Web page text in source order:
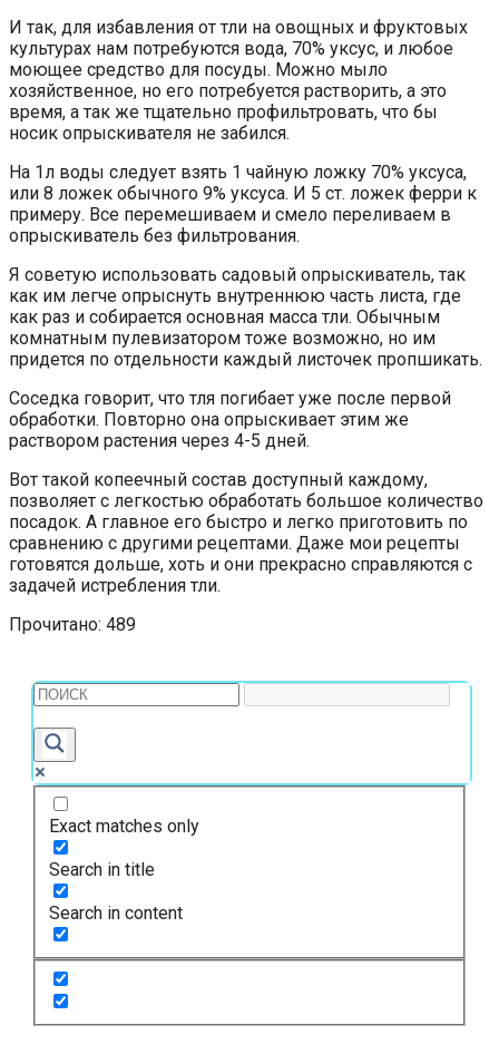
И так, для избавления от тли на овощных и фруктовых
культурах нам потребуются вода, 70% уксус, и любое
моющее средство для посуды. Можно мыло
хозяйственное, но его потребуется растворить, а это
время, а так же тщательно профильтровать, что бы
носик опрыскивателя не забился.
На 1л воды следует взять 1 чайную ложку 70% уксуса,
или 8 ложек обычного 9% уксуса. И 5 ст. ложек ферри к
примеру. Все перемешиваем и смело переливаем в
опрыскиватель без фильтрования.
Я советую использовать садовый опрыскиватель, так
как им легче опрыснуть внутреннюю часть листа, где
как раз и собирается основная масса тли. Обычным
комнатным пулевизатором тоже возможно, но им
придется по отдельности каждый листочек пропшикать.
Соседка говорит, что тля погибает уже после первой
обработки. Повторно она опрыскивает этим же
раствором растения через 4-5 дней.
Вот такой копеечный состав доступный каждому,
позволяет с легкостью обработать большое количество
посадок. А главное его быстро и легко приготовить по
сравнению с другими рецептами. Даже мои рецепты
готовятся дольше, хоть и они прекрасно справляются с
задачей истребления тли.
Прочитано: 489
Exact matches only
Search in title
Search in content